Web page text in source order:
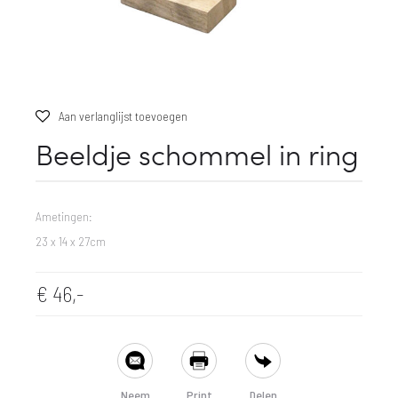
Aan verlanglijst toevoegen
Beeldje schommel in ring
Ametingen:
23 x 14 x 27cm
€ 46,-
Neem Print Delen